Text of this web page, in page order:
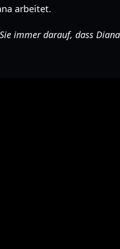
arbeitet.
immer darauf, dass